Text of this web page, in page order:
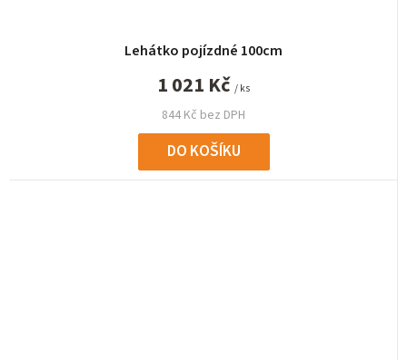
Lehátko pojízdné 100cm
844 Kč bez DPH
1 021 Kč / ks
DO KOŠÍKU